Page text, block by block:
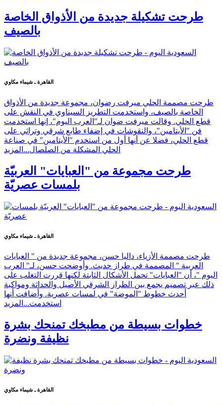
طرحت تشكيلة جديدة من الأذواق الخاصة
بالصيف
القاهرة ـ شيماء مكاوي
طرحت مصممة الحلي ميرفت رضوان، مجموعة جديدة من الأذواق
الخاصة بالصيف، واستخدمت التطريز السيناوي في النقش على
قطع الحلي. وقالت ميرفت ضوان لـ"العرب اليوم"، إنها استخدمت
فن "الأيتامين"، والنقوشات في إضفاء طابع شرقي وتراثي على
قطع الحلي، فضلا عن أنها أول من استخدم "الأيتامين" في صناعة
الحلي المشكلة من الصلصال... المزيد
طرحت مجموعة من "العبايات" العربيّة
بلمسات عصريّة
القاهرة ـ شيماء مكاوي
طرحت مصممة الأزياء، داليا حسن، مجموعة جديدة من " العبايات
العربية " المصممة في طراز حديث. وأوضحت حسن، لـ" العرب
اليوم "، أن "العبايات" تحمل الأشكال الثابتة لكنها قررت التغلب على
ذلك عبر تصميم يجمع بين الطراز الشرقي الأصيل والحداثة ومواكبة
أحدث خطوط "الموضة" في لمسات عصرية. وأضافت أنها
استخدمت... المزيد
خطوات بسيطة من مطبخك تمنحك بشرة
نظيفة ونضرة
القاهرة ـ شيماء مكاوي